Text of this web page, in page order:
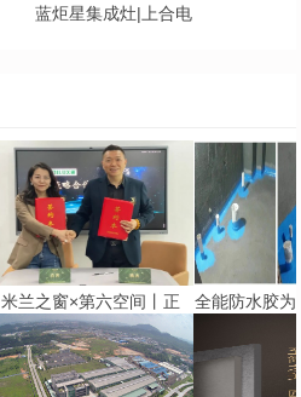
蓝炬星集成灶|上合电
米兰之窗×第六空间丨正 全能防水胶